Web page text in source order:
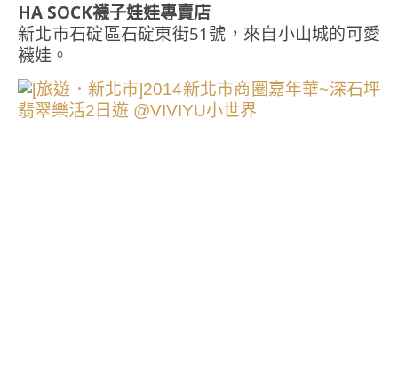
HA SOCK襪子娃娃專賣店
新北市石碇區石碇東街51號，來自小山城的可愛
襪娃。